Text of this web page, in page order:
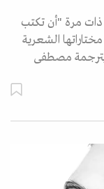
ذات مرة "أن تكتب
الشعرية
بترجمة مصطفى